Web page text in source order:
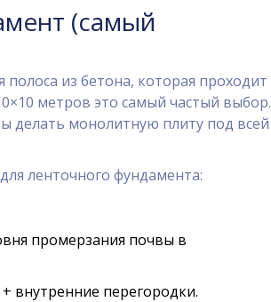
(самый
из бетона, которая проходит
метров это самый частый выбор.
делать монолитную плиту под всей
ленточного фундамента:
промерзания почвы в
внутренние перегородки.